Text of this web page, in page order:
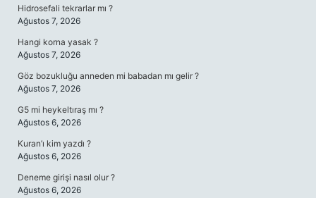
Hidrosefali tekrarlar mı ?
Ağustos 7, 2026
Hangi korna yasak ?
Ağustos 7, 2026
Göz bozukluğu anneden mi babadan mı gelir ?
Ağustos 7, 2026
G5 mi heykeltıraş mı ?
Ağustos 6, 2026
Kuran’ı kim yazdı ?
Ağustos 6, 2026
Deneme girişi nasıl olur ?
Ağustos 6, 2026